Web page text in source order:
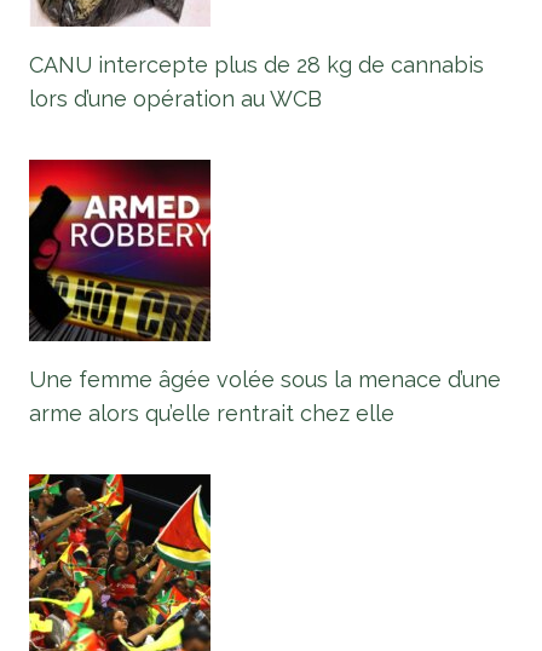
CANU intercepte plus de 28 kg de cannabis
lors d’une opération au WCB
Une femme âgée volée sous la menace d’une
arme alors qu’elle rentrait chez elle